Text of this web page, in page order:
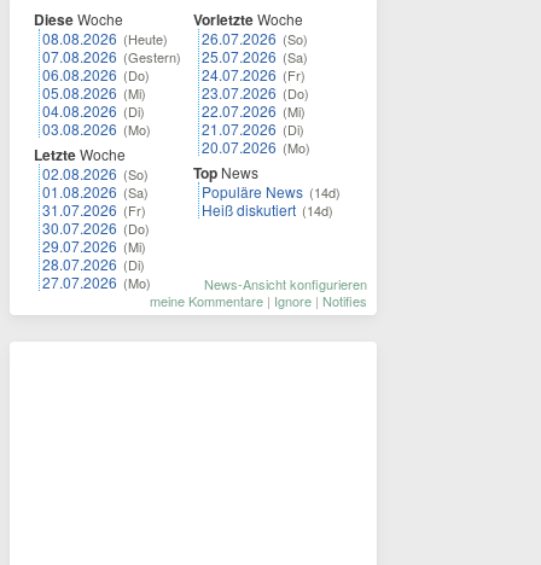
DieseWoche
08.08.2026 (Heute)
07.08.2026 (Gestern)
06.08.2026 (Do)
05.08.2026 (Mi)
04.08.2026 (Di)
03.08.2026 (Mo)
LetzteWoche
02.08.2026 (So)
01.08.2026 (Sa)
31.07.2026 (Fr)
30.07.2026 (Do)
29.07.2026 (Mi)
28.07.2026 (Di)
27.07.2026 (Mo)
VorletzteWoche
26.07.2026 (So)
25.07.2026 (Sa)
24.07.2026 (Fr)
23.07.2026 (Do)
22.07.2026 (Mi)
21.07.2026 (Di)
20.07.2026 (Mo)
Top News
Populäre News (14d)
Heiß diskutiert (14d)
News-Ansicht konfigurieren
meine Kommentare | Ignore | Notifies